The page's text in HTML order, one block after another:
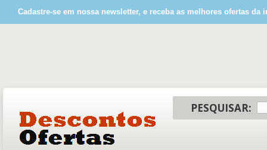
Cadastre-se em nossa newsletter, e receba as melhores ofertas da
PESQUISAR: